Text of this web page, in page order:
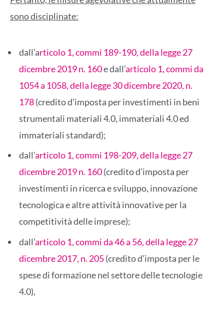
sono disciplinate:
dall’articolo 1, commi 189-190, della legge 27
dicembre 2019 n. 160e dall’articolo 1, commi da
1054 a 1058, della legge 30 dicembre 2020, n.
178(credito d’imposta per investimenti in beni
strumentali materiali 4.0, immateriali 4.0 ed
immateriali standard);
dall’articolo 1, commi 198-209, della legge 27
dicembre 2019 n. 160(credito d’imposta per
investimenti in ricerca e sviluppo, innovazione
tecnologica e altre attività innovative per la
competitività delle imprese);
dall’articolo 1, commi da 46 a 56, della legge 27
dicembre 2017, n. 205(credito d’imposta per le
spese di formazione nel settore delle tecnologie
4.0),